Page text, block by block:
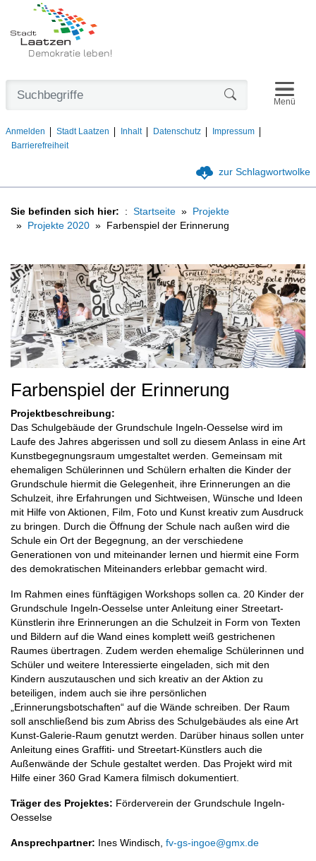
Demokratie leben!
Anmelden Stadt Laatzen Inhalt Datenschutz
Impressum
Barrierefreiheit
Menü
zur Schlagwortwolke
Sie befinden sich hier: Startseite
Projekte
Projekte 2020
Farbenspiel der Erinnerung
Farbenspiel der Erinnerung
Projektbeschreibung:
Das Schulgebäude der Grundschule Ingeln-Oesselse wird im
Laufe des Jahres abgerissen und soll zu diesem Anlass in eine Art
Kunstbegegnungsraum umgestaltet werden. Gemeinsam mit
ehemaligen Schülerinnen und Schülern erhalten die Kinder der
Grundschule hiermit die Gelegenheit, ihre Erinnerungen an die
Schulzeit, ihre Erfahrungen und Sichtweisen, Wünsche und Ideen
mit Hilfe von Aktionen, Film, Foto und Kunst kreativ zum Ausdruck
zu bringen. Durch die Öffnung der Schule nach außen wird die
Schule ein Ort der Begegnung, an der verschiedene
Generationen von und miteinander lernen und hiermit eine Form
des demokratischen Miteinanders erlebbar gemacht wird.
Im Rahmen eines fünftägigen Workshops sollen ca. 20 Kinder der
Grundschule Ingeln-Oesselse unter Anleitung einer Streetart-
Künstlerin ihre Erinnerungen an die Schulzeit in Form von Texten
und Bildern auf die Wand eines komplett weiß gestrichenen
Raumes übertragen. Zudem werden ehemalige Schülerinnen und
Schüler und weitere Interessierte eingeladen, sich mit den
Kindern auszutauschen und sich kreativ an der Aktion zu
beteiligen, indem auch sie ihre persönlichen
„Erinnerungsbotschaften“ auf die Wände schreiben. Der Raum
soll anschließend bis zum Abriss des Schulgebäudes als eine Art
Kunst-Galerie-Raum genutzt werden. Darüber hinaus sollen unter
Anleitung eines Graffiti- und Streetart-Künstlers auch die
Außenwände der Schule gestaltet werden. Das Projekt wird mit
Hilfe einer 360 Grad Kamera filmisch dokumentiert.
Träger des Projektes: Förderverein der Grundschule Ingeln-
Oesselse
Ansprechpartner: Ines Windisch, fv-gs-ingoe@gmx.de